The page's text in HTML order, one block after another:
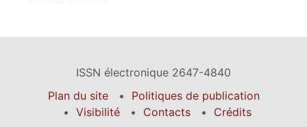
ISSN électronique 2647-4840
Plan du site
Politiques de publication
Visibilité
Contacts
Crédits